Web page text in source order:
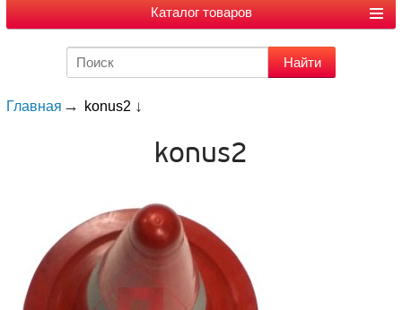
Каталог товаров
Главная konus2
konus2